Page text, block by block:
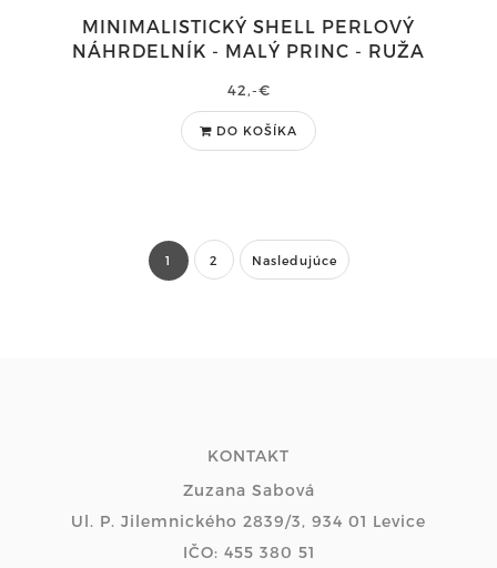
MINIMALISTICKÝ SHELL PERLOVÝ
NÁHRDELNÍK - MALÝ PRINC - RUŽA
42,-€
DO KOŠÍKA
1 2 Nasledujúce
KONTAKT
Zuzana Sabová
Ul. P. Jilemnického 2839/3, 934 01 Levice
IČO: 455 380 51